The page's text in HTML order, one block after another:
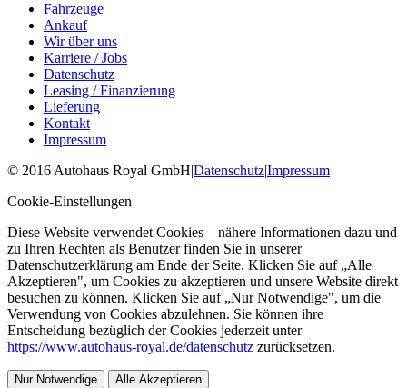
Fahrzeuge
Ankauf
Wir über uns
Karriere / Jobs
Datenschutz
Leasing / Finanzierung
Lieferung
Kontakt
Impressum
© 2016 Autohaus Royal GmbH|Datenschutz|Impressum
Cookie-Einstellungen
Diese Website verwendet Cookies – nähere Informationen dazu und
zu Ihren Rechten als Benutzer finden Sie in unserer
Datenschutzerklärung am Ende der Seite. Klicken Sie auf „Alle
Akzeptieren", um Cookies zu akzeptieren und unsere Website direkt
besuchen zu können. Klicken Sie auf „Nur Notwendige", um die
Verwendung von Cookies abzulehnen. Sie können ihre
Entscheidung bezüglich der Cookies jederzeit unter
https://www.autohaus-royal.de/datenschutz zurücksetzen.
Nur Notwendige Alle Akzeptieren